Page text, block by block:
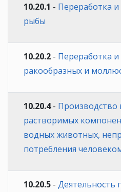
10.20.1 - Переработка
рыбы
10.20.2 - Переработка
ракообразных и
10.20.4- Производство
растворимых
водных животных,
потребления
10.20.5 - Деятельность